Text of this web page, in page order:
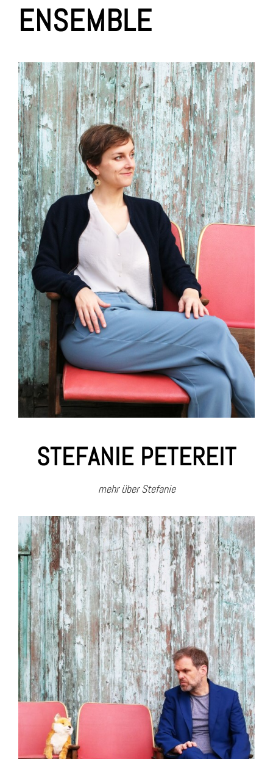
ENSEMBLE
STEFANIE PETEREIT
mehr über Stefanie